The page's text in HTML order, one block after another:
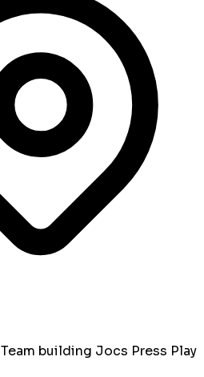
Team building Jocs Press Play